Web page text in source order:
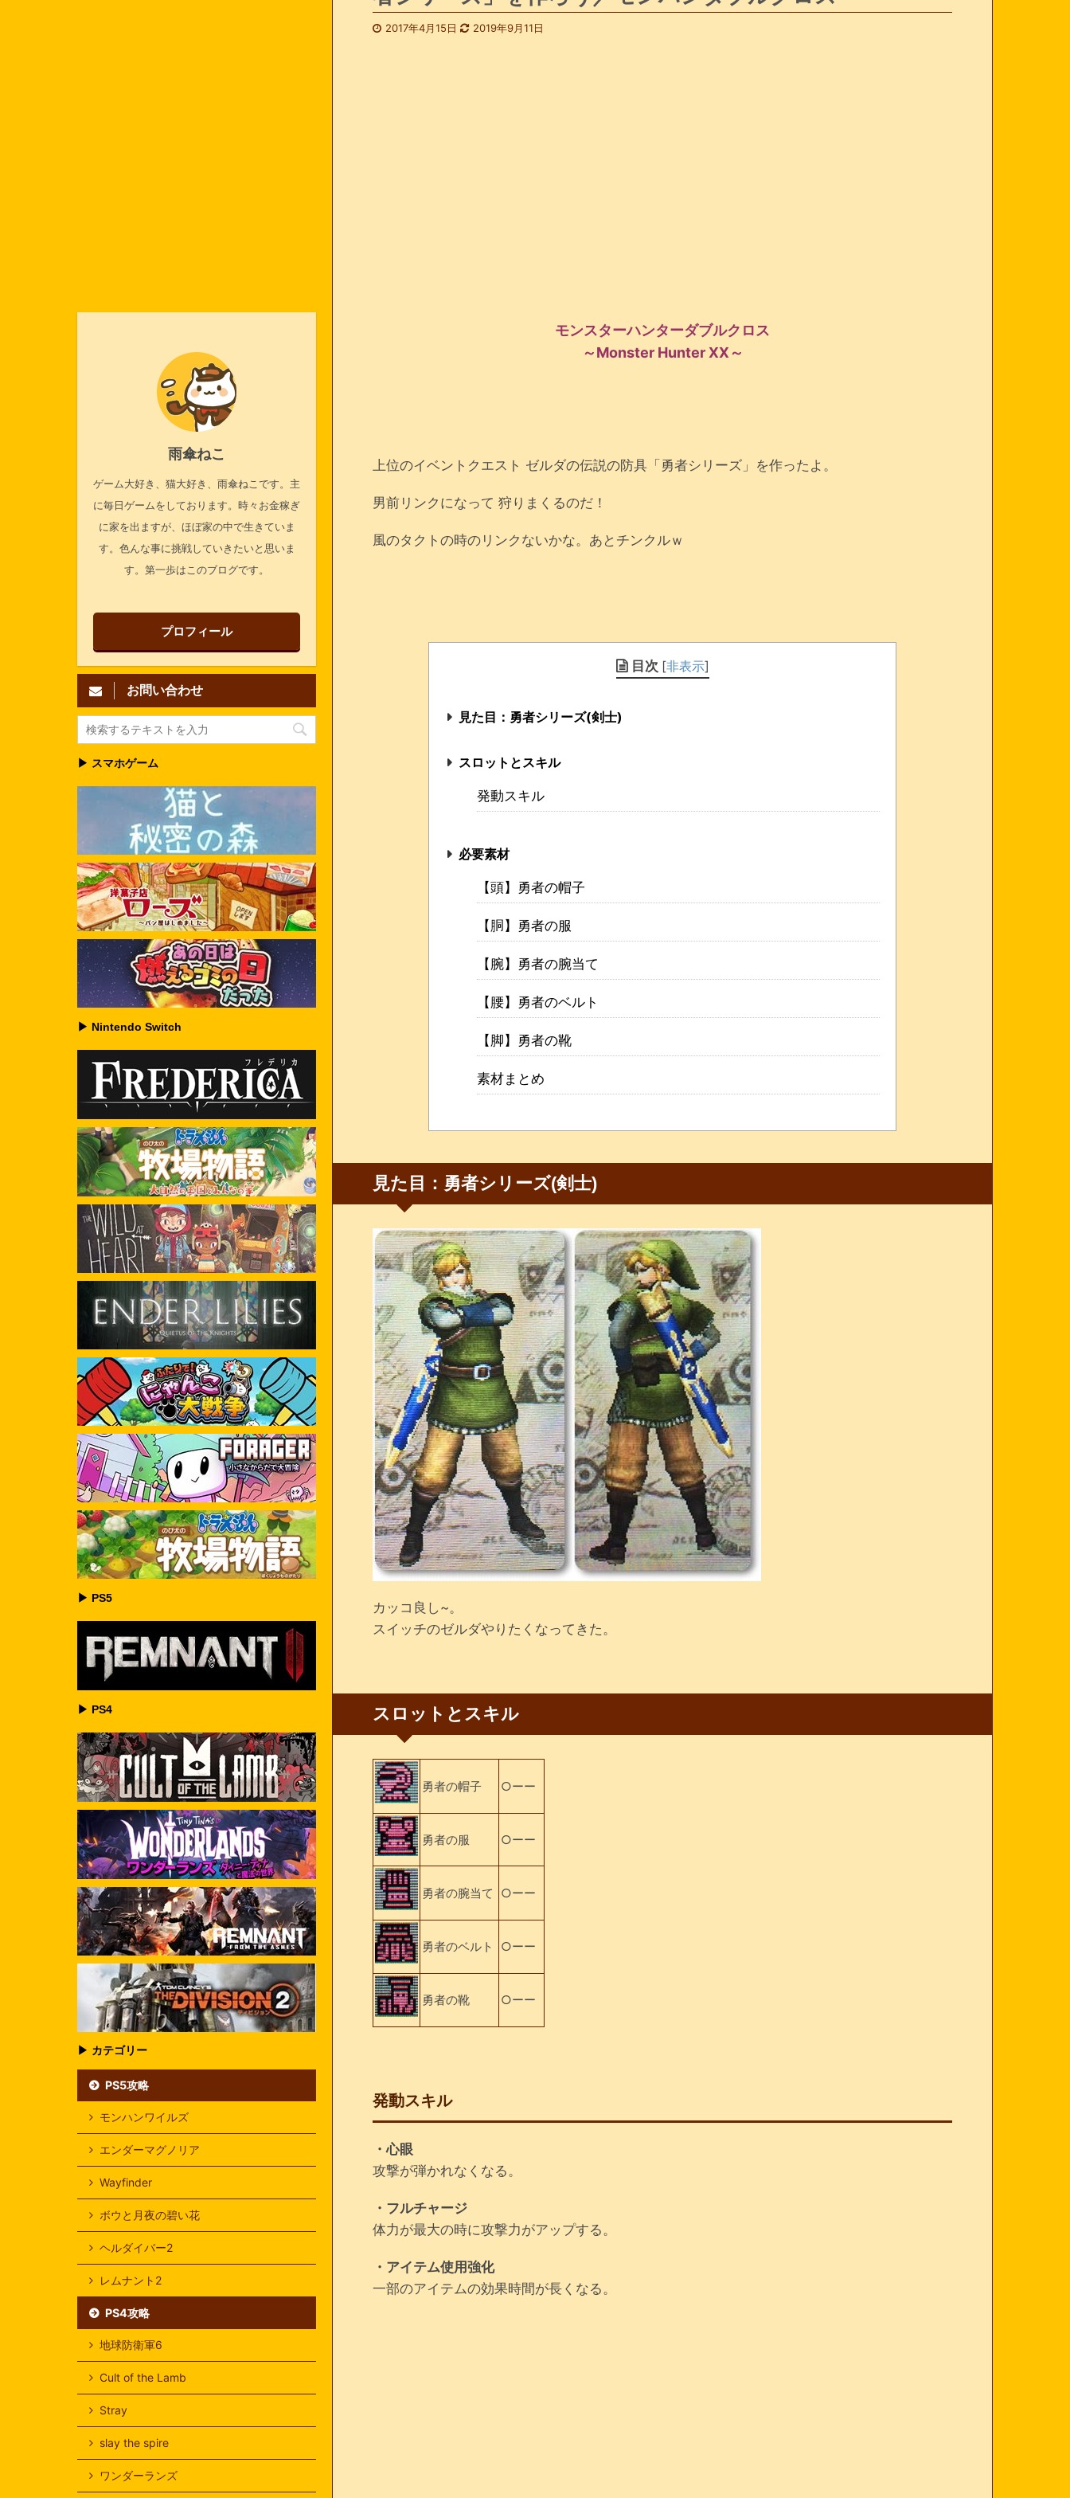
2017年4月15日 2019年9月11日
モンスターハンターダブルクロス
～Monster Hunter XX～
上位のイベントクエスト ゼルダの伝説の防具「勇者シリーズ」を作ったよ。
男前リンクになって 狩りまくるのだ！
風のタクトの時のリンクないかな。あとチンクルｗ
目次 [非表示]
見た目：勇者シリーズ(剣士)
スロットとスキル
発動スキル
必要素材
【頭】勇者の帽子
【胴】勇者の服
【腕】勇者の腕当て
【腰】勇者のベルト
【脚】勇者の靴
素材まとめ
見た目：勇者シリーズ(剣士)
カッコ良し~。
スイッチのゼルダやりたくなってきた。
スロットとスキル
勇者の帽子 ○ーー
勇者の服 ○ーー
勇者の腕当て ○ーー
勇者のベルト ○ーー
勇者の靴 ○ーー
発動スキル
・心眼
攻撃が弾かれなくなる。
・フルチャージ
体力が最大の時に攻撃力がアップする。
・アイテム使用強化
一部のアイテムの効果時間が長くなる。
雨傘ねこ
ゲーム大好き、猫大好き、雨傘ねこです。主
に毎日ゲームをしております。時々お金稼ぎ
に家を出ますが、ほぼ家の中で生きていま
す。色んな事に挑戦していきたいと思いま
す。第一歩はこのブログです。
プロフィール
お問い合わせ
▶ スマホゲーム
▶ Nintendo Switch
▶ PS5
▶ PS4
▶ カテゴリー
PS5攻略
モンハンワイルズ
エンダーマグノリア
Wayfinder
ボウと月夜の碧い花
ヘルダイバー2
レムナント2
PS4攻略
地球防衛軍6
Cult of the Lamb
Stray
slay the spire
ワンダーランズ